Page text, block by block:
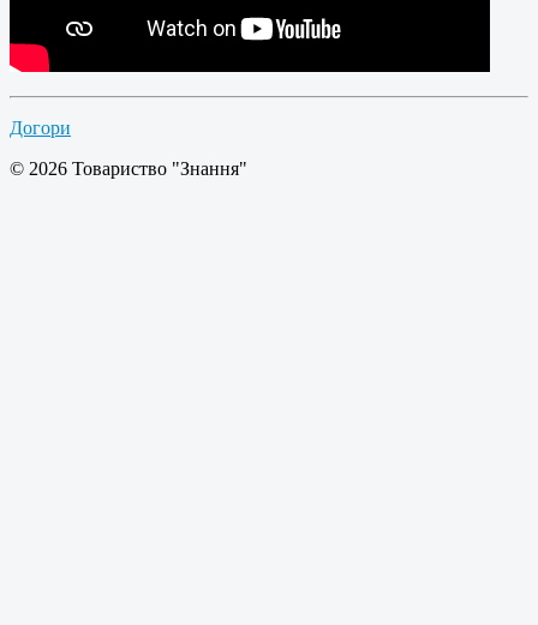
Догори
© 2026 Товариство "Знання"